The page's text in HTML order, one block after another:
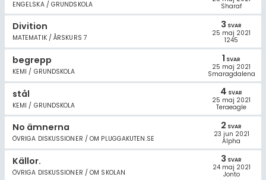
ENGELSKA / GRUNDSKOLA
Sharaf
Divition
MATEMATIK / ÅRSKURS 7
3 SVAR
25 maj 2021
1245
begrepp
KEMI / GRUNDSKOLA
1 SVAR
25 maj 2021
Smaragdalena
stål
KEMI / GRUNDSKOLA
4 SVAR
25 maj 2021
Teraeagle
No ämnerna
ÖVRIGA DISKUSSIONER / OM PLUGGAKUTEN.SE
2 SVAR
23 jun 2021
Alpha
Källor.
ÖVRIGA DISKUSSIONER / OM SKOLAN
3 SVAR
24 maj 2021
Jonto